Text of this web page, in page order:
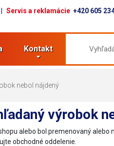
Servis a reklamácie +420 605
Kontakt
nebol nájdený
výrobok
alebo bol premenovaný alebo
obchodné oddelenie.